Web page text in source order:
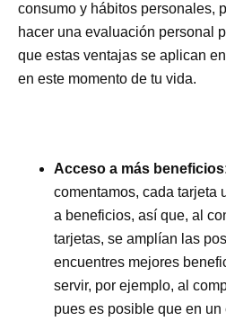
consumo y hábitos personales,
hacer una evaluación personal
que estas ventajas se aplican
en este momento de tu vida.
Acceso a más
comentamos, cada tarjeta
a beneficios, así que, al
tarjetas, se amplían las
encuentres mejores
servir, por ejemplo, al
pues es posible que en